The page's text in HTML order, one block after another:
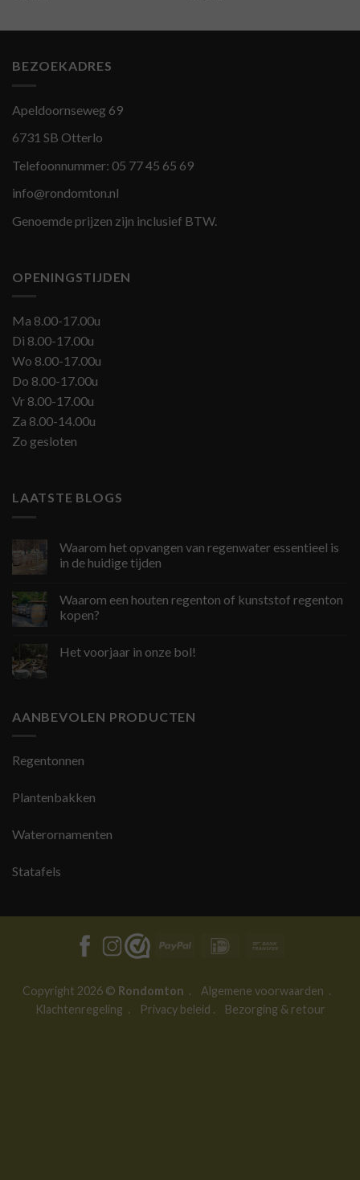
BEZOEKADRES
Apeldoornseweg 69
6731 SB Otterlo
Telefoonnummer: 05 77 45 65 69
info@rondomton.nl
Genoemde prijzen zijn inclusief BTW.
OPENINGSTIJDEN
Ma 8.00-17.00u
Di 8.00-17.00u
Wo 8.00-17.00u
Do 8.00-17.00u
Vr 8.00-17.00u
Za 8.00-14.00u
Zo gesloten
LAATSTE BLOGS
Waarom het opvangen van regenwater essentieel is
in de huidige tijden
Waarom een houten regenton of kunststof regenton
kopen?
Het voorjaar in onze bol!
AANBEVOLEN PRODUCTEN
Regentonnen
Plantenbakken
Waterornamenten
Statafels
PayPal IDeal
Copyright 2026 © Rondomton . Algemene voorwaarden .
Klachtenregeling . Privacy beleid . Bezorging & retour